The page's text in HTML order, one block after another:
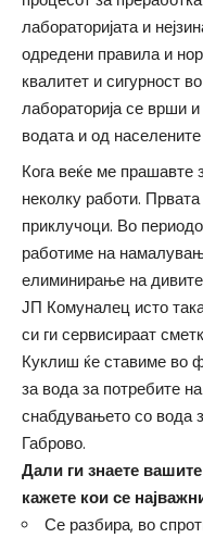
лабораторијата и
одредени правила и
квалитет и сигурност
лабораторија се врши
водата и од
Кога веќе ме прашавте
неколку работи.
приклучоци. Во
работиме на
елиминирање на
ЈП Комуналец исто
си ги сервисираат
Куклиш ќе ставиме во
за вода за потребите
снабдувањето со вода
Габрово.
Дали ги знаете
кажете кои се
Се разбира, во